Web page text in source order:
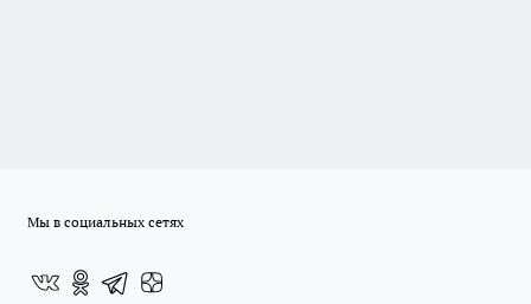
Мы в социальных сетях